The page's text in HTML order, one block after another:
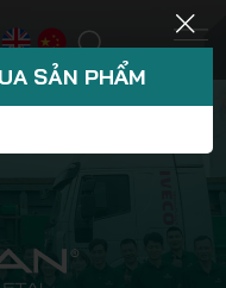
SẢN PHẨM